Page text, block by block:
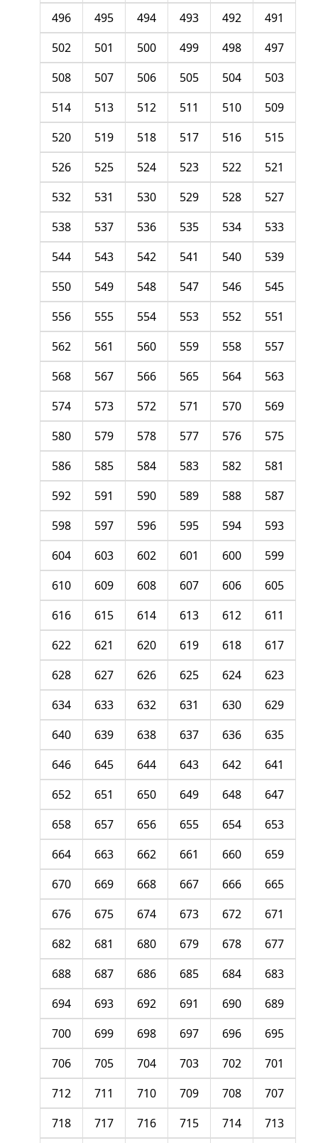
491
492
493
494
495
496
497
498
499
500
501
502
503
504
505
506
507
508
509
510
511
512
513
514
515
516
517
518
519
520
521
522
523
524
525
526
527
528
529
530
531
532
533
534
535
536
537
538
539
540
541
542
543
544
545
546
547
548
549
550
551
552
553
554
555
556
557
558
559
560
561
562
563
564
565
566
567
568
569
570
571
572
573
574
575
576
577
578
579
580
581
582
583
584
585
586
587
588
589
590
591
592
593
594
595
596
597
598
599
600
601
602
603
604
605
606
607
608
609
610
611
612
613
614
615
616
617
618
619
620
621
622
623
624
625
626
627
628
629
630
631
632
633
634
635
636
637
638
639
640
641
642
643
644
645
646
647
648
649
650
651
652
653
654
655
656
657
658
659
660
661
662
663
664
665
666
667
668
669
670
671
672
673
674
675
676
677
678
679
680
681
682
683
684
685
686
687
688
689
690
691
692
693
694
695
696
697
698
699
700
701
702
703
704
705
706
707
708
709
710
711
712
713
714
715
716
717
718